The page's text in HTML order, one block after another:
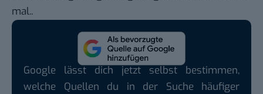
mal..
Google lässt dich jetzt selbst bestimmen,
welche Quellen du in der Suche häufiger